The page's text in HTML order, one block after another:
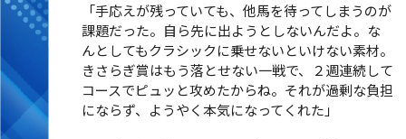
「手応えが残っていても、他馬を待ってしまうのが
課題だった。自ら先に出ようとしないんだよ。な
んとしてもクラシックに乗せないといけない素材。
きさらぎ賞はもう落とせない一戦で、２週連続して
コースでピュッと攻めたからね。それが過剰な負担
にならず、ようやく本気になってくれた」